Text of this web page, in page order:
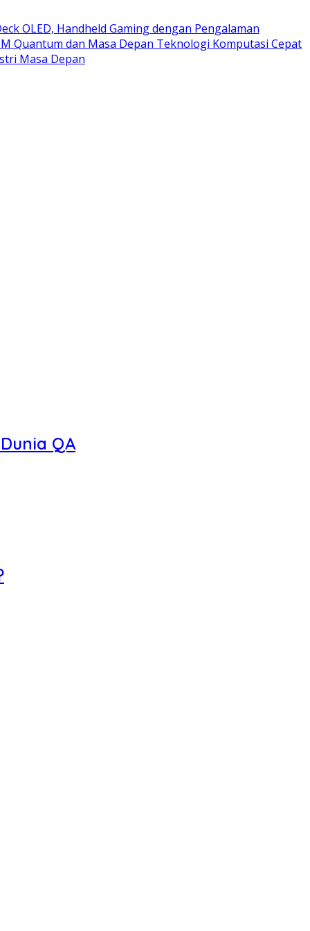
OLED, Handheld Gaming dengan Pengalaman
Quantum dan Masa Depan Teknologi Komputasi Cepat
Masa Depan
QA